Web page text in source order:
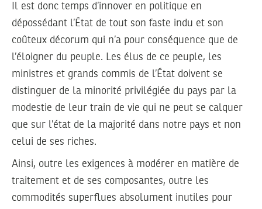
Il est donc temps d’innover en politique en
dépossédant l’État de tout son faste indu et son
coûteux décorum qui n’a pour conséquence que de
l’éloigner du peuple. Les élus de ce peuple, les
ministres et grands commis de l’État doivent se
distinguer de la minorité privilégiée du pays par la
modestie de leur train de vie qui ne peut se calquer
que sur l’état de la majorité dans notre pays et non
celui de ses riches.
Ainsi, outre les exigences à modérer en matière de
traitement et de ses composantes, outre les
commodités superflues absolument inutiles pour